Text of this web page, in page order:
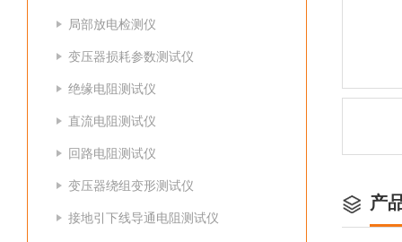
局部放电检测仪
变压器损耗参数测试仪
绝缘电阻测试仪
直流电阻测试仪
回路电阻测试仪
变压器绕组变形测试仪
接地引下线导通电阻测试仪
产